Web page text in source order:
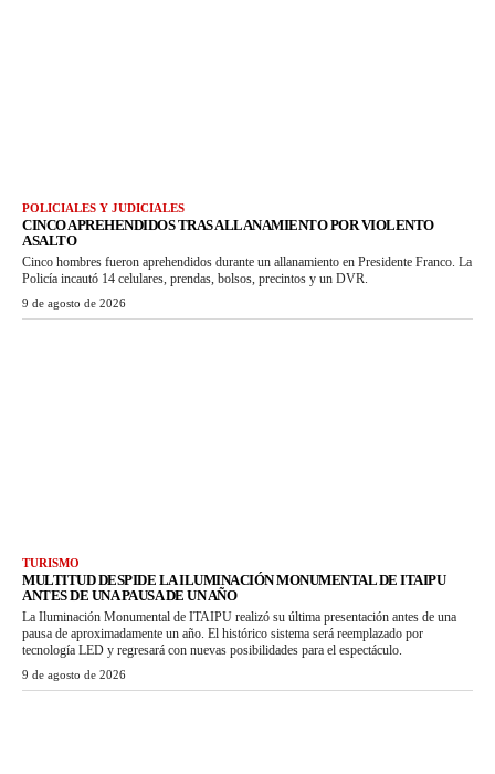
POLICIALES Y JUDICIALES
CINCO APREHENDIDOS TRAS ALLANAMIENTO POR VIOLENTO
ASALTO
Cinco hombres fueron aprehendidos durante un allanamiento en Presidente Franco. La
Policía incautó 14 celulares, prendas, bolsos, precintos y un DVR.
9 de agosto de 2026
TURISMO
MULTITUD DESPIDE LA ILUMINACIÓN MONUMENTAL DE ITAIPU
ANTES DE UNA PAUSA DE UN AÑO
La Iluminación Monumental de ITAIPU realizó su última presentación antes de una
pausa de aproximadamente un año. El histórico sistema será reemplazado por
tecnología LED y regresará con nuevas posibilidades para el espectáculo.
9 de agosto de 2026